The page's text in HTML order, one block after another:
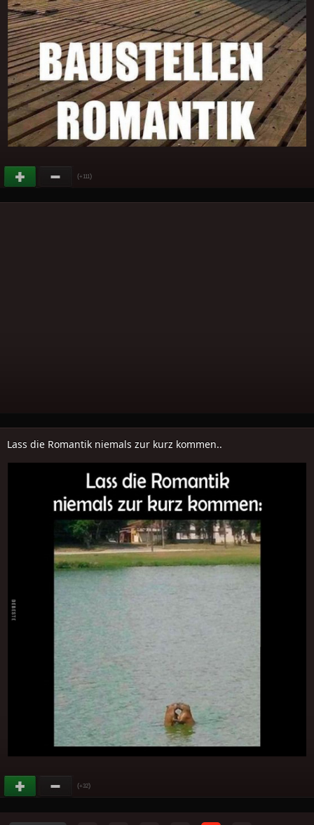
(+111)
Lass die Romantik niemals zur kurz kommen..
(+32)